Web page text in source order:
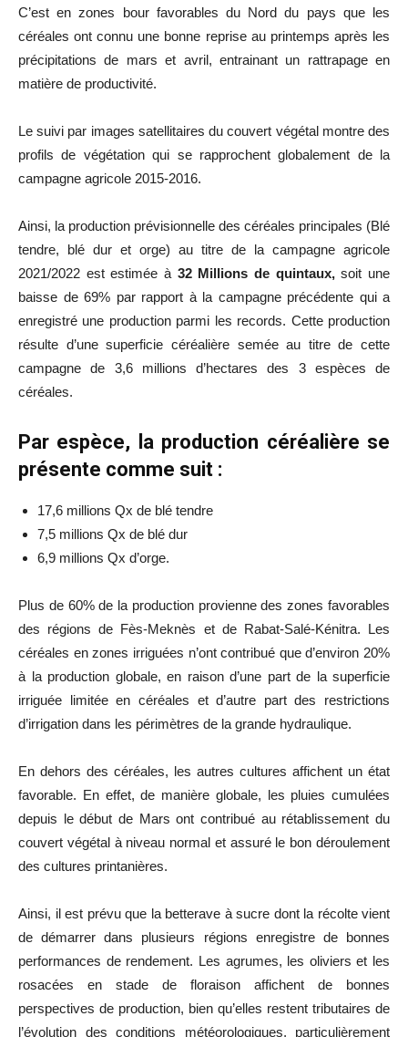
C’est en zones bour favorables du Nord du pays que les
céréales ont connu une bonne reprise au printemps après les
précipitations de mars et avril, entrainant un rattrapage en
matière de productivité.
Le suivi par images satellitaires du couvert végétal montre des
profils de végétation qui se rapprochent globalement de la
campagne agricole 2015-2016.
Ainsi, la production prévisionnelle des céréales principales (Blé
tendre, blé dur et orge) au titre de la campagne agricole
2021/2022 est estimée à 32 Millions de quintaux,soit une
baisse de 69% par rapport à la campagne précédente qui a
enregistré une production parmi les records. Cette production
résulte d’une superficie céréalière semée au titre de cette
campagne de 3,6 millions d’hectares des 3 espèces de
céréales.
Par espèce, la production céréalière se
présente comme suit :
17,6 millions Qx de blé tendre
7,5 millions Qx de blé dur
6,9 millions Qx d’orge.
Plus de 60% de la production provienne des zones favorables
des régions de Fès-Meknès et de Rabat-Salé-Kénitra. Les
céréales en zones irriguées n’ont contribué que d’environ 20%
à la production globale, en raison d’une part de la superficie
irriguée limitée en céréales et d’autre part des restrictions
d’irrigation dans les périmètres de la grande hydraulique.
En dehors des céréales, les autres cultures affichent un état
favorable. En effet, de manière globale, les pluies cumulées
depuis le début de Mars ont contribué au rétablissement du
couvert végétal à niveau normal et assuré le bon déroulement
des cultures printanières.
Ainsi, il est prévu que la betterave à sucre dont la récolte vient
de démarrer dans plusieurs régions enregistre de bonnes
performances de rendement. Les agrumes, les oliviers et les
rosacées en stade de floraison affichent de bonnes
perspectives de production, bien qu’elles restent tributaires de
l’évolution des conditions météorologiques, particulièrement